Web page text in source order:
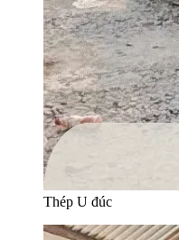
Thép U đúc